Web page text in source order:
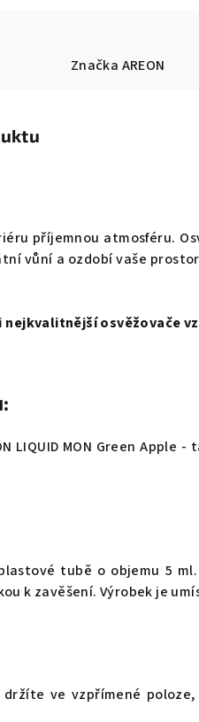
Značka AREON
příjemnou atmosféru.
vůní a ozdobí vaše
nejkvalitnější osvěžovače
LIQUID MON Green Apple -
tubě o objemu 5
k zavěšení. Výrobek je
držíte ve vzpřímené